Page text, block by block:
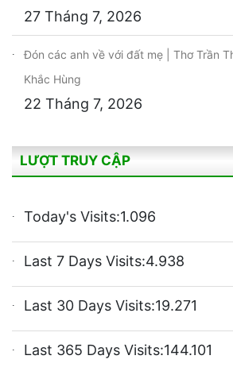
27 Tháng 7, 2026
Đón các anh về với đất mẹ | Thơ Trần
Khắc Hùng
22 Tháng 7, 2026
LƯỢT TRUY CẬP
Today's Visits:1.096
Last 7 Days Visits:4.938
Last 30 Days Visits:19.271
Last 365 Days Visits:144.101